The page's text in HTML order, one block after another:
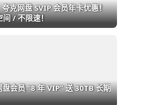
克网盘 SVIP 会员年卡优惠！
间 / 不限速！
会员 “8 年 VIP” 送 30TB 长期